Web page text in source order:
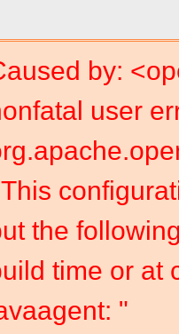
by:
user
the
time or at
"